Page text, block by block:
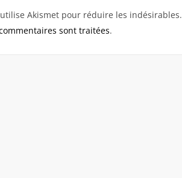
Akismet pour réduire les indésirables.
sont traitées.